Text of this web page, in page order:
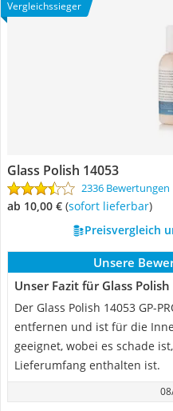
Vergleichssieger
Glass Polish 14053
2336 Bewertungen
ab 10,00 € ( Sofort lieferbar)
Preisvergleich
Unsere
Unser Fazit für Glass
Der Glass Polish 14053 GP-
entfernen und ist für die
geeignet, wobei es schade
Lieferumfang enthalten ist.